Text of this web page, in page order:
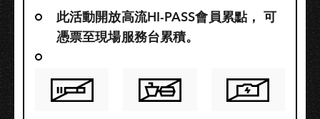
此活動開放高流HI-PASS會員累點，​ 可
憑票至現場服務台累積。